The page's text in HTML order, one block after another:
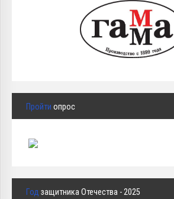
Пройти опрос
Год защитника Отечества - 2025